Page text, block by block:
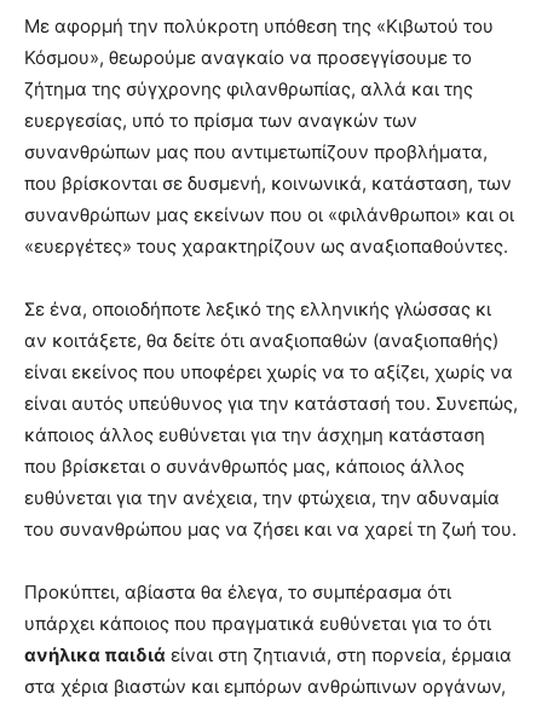
hot
cam
show.desi
xxx
lyons
teaches
you
the
pain.
pornhun
hd
porn
Με αφορμή την πολύκροτη υπόθεση της «Κιβωτού του
Κόσμου», θεωρούμε αναγκαίο να προσεγγίσουμε το
ζήτημα της σύγχρονης φιλανθρωπίας, αλλά και της
ευεργεσίας, υπό το πρίσμα των αναγκών των
συνανθρώπων μας που αντιμετωπίζουν προβλήματα,
που βρίσκονται σε δυσμενή, κοινωνικά, κατάσταση, των
συνανθρώπων μας εκείνων που οι «φιλάνθρωποι» και οι
«ευεργέτες» τους χαρακτηρίζουν ως αναξιοπαθούντες.
Σε ένα, οποιοδήποτε λεξικό της ελληνικής γλώσσας κι
αν κοιτάξετε, θα δείτε ότι αναξιοπαθών (αναξιοπαθής)
είναι εκείνος που υποφέρει χωρίς να το αξίζει, χωρίς να
είναι αυτός υπεύθυνος για την κατάστασή του. Συνεπώς,
κάποιος άλλος ευθύνεται για την άσχημη κατάσταση
που βρίσκεται ο συνάνθρωπός μας, κάποιος άλλος
ευθύνεται για την ανέχεια, την φτώχεια, την αδυναμία
του συνανθρώπου μας να ζήσει και να χαρεί τη ζωή του.
Προκύπτει, αβίαστα θα έλεγα, το συμπέρασμα ότι
υπάρχει κάποιος που πραγματικά ευθύνεται για το ότι
ανήλικα παιδιά είναι στη ζητιανιά, στη πορνεία, έρμαια
στα χέρια βιαστών και εμπόρων ανθρώπινων οργάνων,